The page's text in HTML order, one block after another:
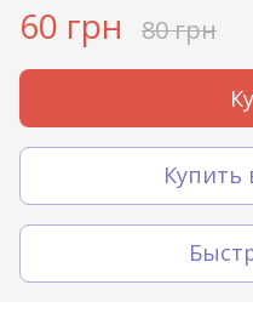
60 грн 80 грн
Купить